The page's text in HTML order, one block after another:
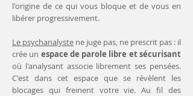
l'origine de ce qui vous bloque et de vous en
libérer progressivement.
Le psychanalyste ne juge pas, ne prescrit pas : il
crée un espace de parole libre et sécurisant
où l'analysant associe librement ses pensées.
C'est dans cet espace que se révèlent les
blocages qui freinent votre vie. Au fil des